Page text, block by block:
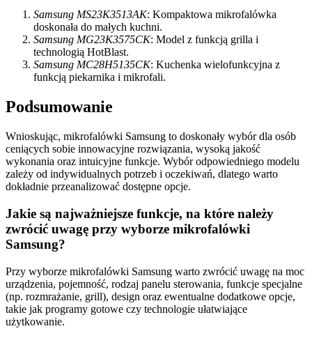
Samsung MS23K3513AK: Kompaktowa mikrofalówka
doskonała do małych kuchni.
Samsung MG23K3575CK: Model z funkcją grilla i
technologią HotBlast.
Samsung MC28H5135CK: Kuchenka wielofunkcyjna z
funkcją piekarnika i mikrofali.
Podsumowanie
Wnioskując, mikrofalówki Samsung to doskonały wybór dla osób
ceniących sobie innowacyjne rozwiązania, wysoką jakość
wykonania oraz intuicyjne funkcje. Wybór odpowiedniego modelu
zależy od indywidualnych potrzeb i oczekiwań, dlatego warto
dokładnie przeanalizować dostępne opcje.
Jakie są najważniejsze funkcje, na które należy
zwrócić uwagę przy wyborze mikrofalówki
Samsung?
Przy wyborze mikrofalówki Samsung warto zwrócić uwagę na moc
urządzenia, pojemność, rodzaj panelu sterowania, funkcje specjalne
(np. rozmrażanie, grill), design oraz ewentualne dodatkowe opcje,
takie jak programy gotowe czy technologie ułatwiające
użytkowanie.